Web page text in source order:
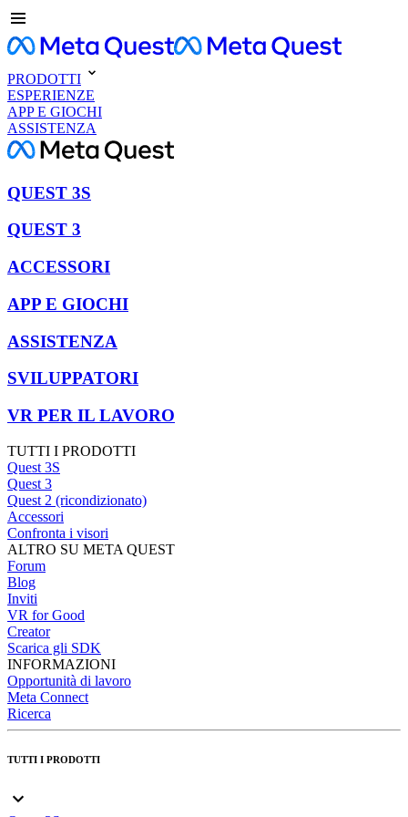
PRODOTTI
ESPERIENZE
APP E GIOCHI
ASSISTENZA
QUEST 3S
QUEST 3
ACCESSORI
APP E GIOCHI
ASSISTENZA
SVILUPPATORI
VR PER IL LAVORO
TUTTI I PRODOTTI
Quest 3S
Quest 3
Quest 2 (ricondizionato)
Accessori
Confronta i visori
ALTRO SU META QUEST
Forum
Blog
Inviti
VR for Good
Creator
Scarica gli SDK
INFORMAZIONI
Opportunità di lavoro
Meta Connect
Ricerca
TUTTI I PRODOTTI